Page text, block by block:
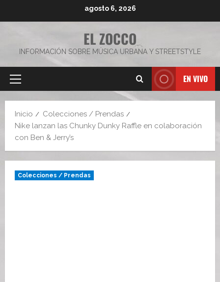
agosto 6, 2026
EL ZOCCO
INFORMACIÓN SOBRE MÚSICA URBANA Y STREETSTYLE
Menú
EN VIVO
Inicio
Colecciones / Prendas
Nike lanzan las Chunky Dunky Raffle en colaboración
con Ben & Jerry’s
Colecciones / Prendas